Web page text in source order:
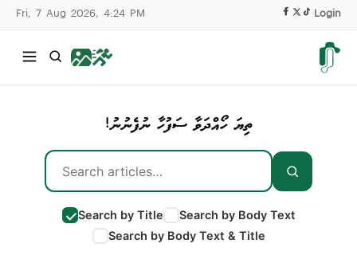
Fri, 7 Aug 2026, 4:24 PM Login
ތިޔަ ހޯއްދަވާ ސަފުހާ ނުފެނުނު!
Search by Title
Search by Body Text
Search by Body Text & Title